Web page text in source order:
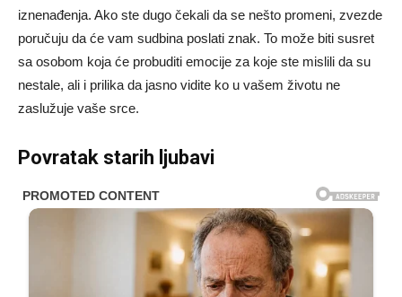
iznenađenja. Ako ste dugo čekali da se nešto promeni, zvezde
poručuju da će vam sudbina poslati znak. To može biti susret
sa osobom koja će probuditi emocije za koje ste mislili da su
nestale, ali i prilika da jasno vidite ko u vašem životu ne
zaslužuje vaše srce.
Povratak starih ljubavi